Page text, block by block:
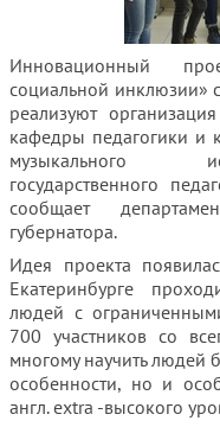
Инновационный
социальной инклюзии»
реализуют
кафедры педагогики и
музыкального
государственного
сообщает
губернатора.
Идея проекта
Екатеринбурге
людей с
700 участников со
многому научить людей
особенности, но и
англ. extra -высокого